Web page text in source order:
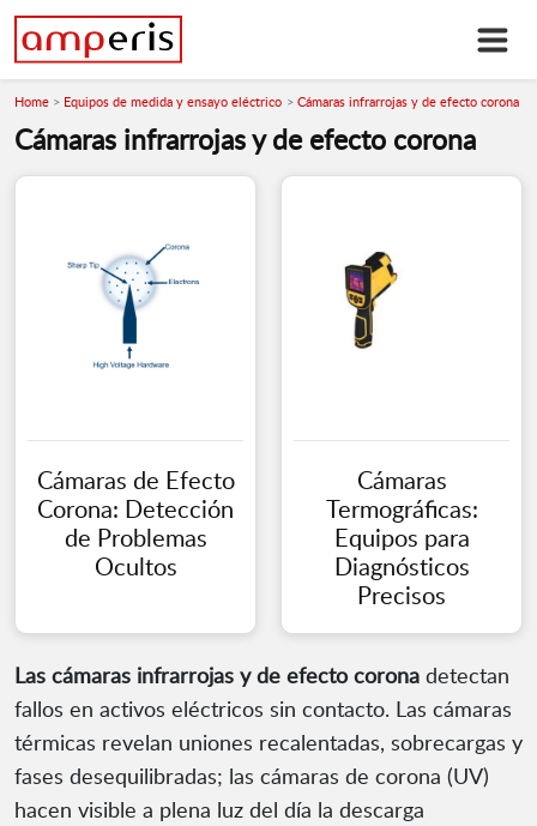
Home Equipos de medida y ensayo eléctrico Cámaras infrarrojas y de efecto corona
Cámaras infrarrojas y de efecto corona
Cámaras de Efecto
Corona: Detección
de Problemas
Ocultos
Cámaras
Termográficas:
Equipos para
Diagnósticos
Precisos
Las cámaras infrarrojas y de efecto corona detectan
fallos en activos eléctricos sin contacto. Las cámaras
térmicas revelan uniones recalentadas, sobrecargas y
fases desequilibradas; las cámaras de corona (UV)
hacen visible a plena luz del día la descarga